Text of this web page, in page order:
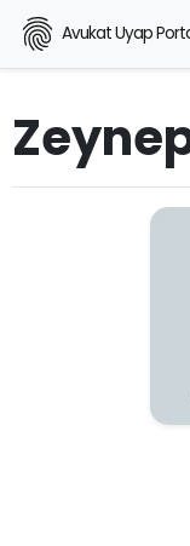
Avukat Uyap